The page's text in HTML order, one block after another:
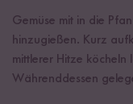
Gemüse mit in die
hinzugießen. Kurz
mittlerer Hitze köcheln
Währenddessen